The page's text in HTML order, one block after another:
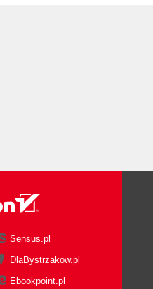
Sensus.pl
DlaBystrzakow.pl
Ebookpoint.pl